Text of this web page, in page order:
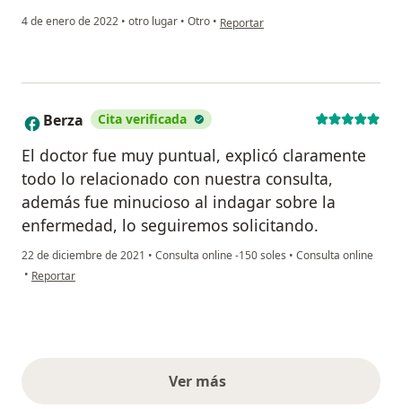
4 de enero de 2022 • otro lugar • Otro • en opinión del usuario Ronald
Reportar
B Berza Cita verificada
El doctor fue muy puntual, explicó claramente
todo lo relacionado con nuestra consulta,
además fue minucioso al indagar sobre la
enfermedad, lo seguiremos solicitando.
22 de diciembre de 2021 • Consulta online -150 soles • Consulta online
• en opinión del usuario Berza
Reportar
Ver másopiniones anteriores